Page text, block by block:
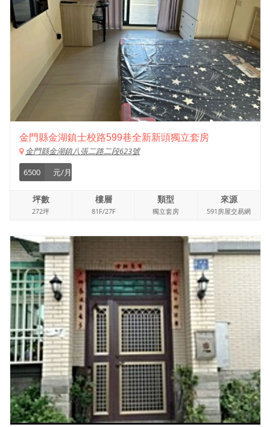
金門縣金湖鎮士校路599巷全新新頭獨立套房
金門縣金湖鎮八張二路二段623號
6500
元/月
坪數
272坪
樓層
81F/27F
類型
獨立套房
來源
591房屋交易網